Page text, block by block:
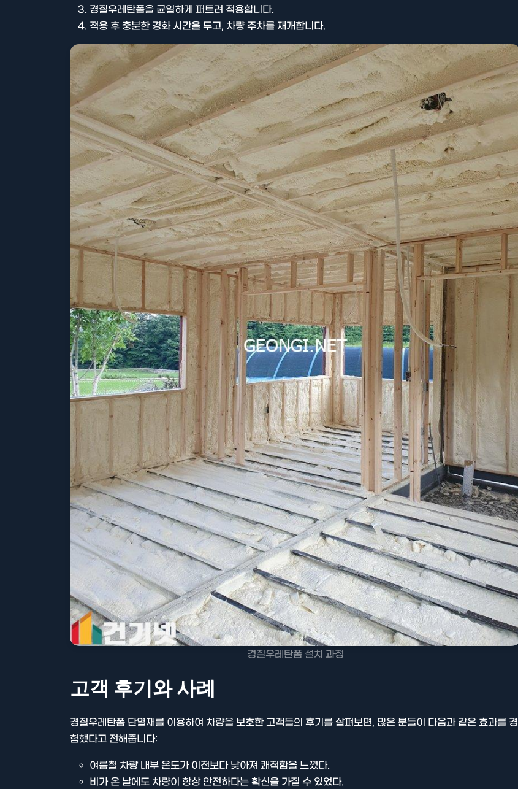
경질우레탄폼을 균일하게 퍼트려 적용합니다.
적용 후 충분한 경화 시간을 두고, 차량 주차를 재개합니다.
경질우레탄폼 설치 과정
고객 후기와 사례
경질우레탄폼 단열재를 이용하여 차량을 보호한 고객들의 후기를 살펴보면, 많은 분들이 다음과 같은 효과를 경
험했다고 전해줍니다:
여름철 차량 내부 온도가 이전보다 낮아져 쾌적함을 느꼈다.
비가 온 날에도 차량이 항상 안전하다는 확신을 가질 수 있었다.